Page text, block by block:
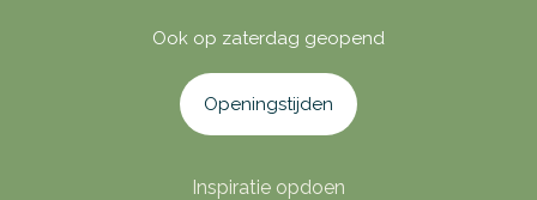
Ook op zaterdag geopend
Openingstijden
Inspiratie opdoen